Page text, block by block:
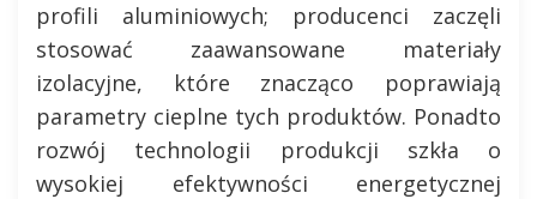
profili aluminiowych; producenci zaczęli
stosować zaawansowane materiały
izolacyjne, które znacząco poprawiają
parametry cieplne tych produktów. Ponadto
rozwój technologii produkcji szkła o
wysokiej efektywności energetycznej